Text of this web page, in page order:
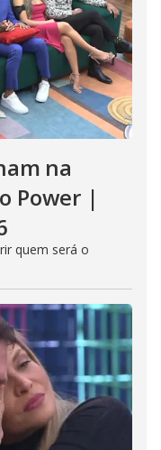
na
Power |
quem será o